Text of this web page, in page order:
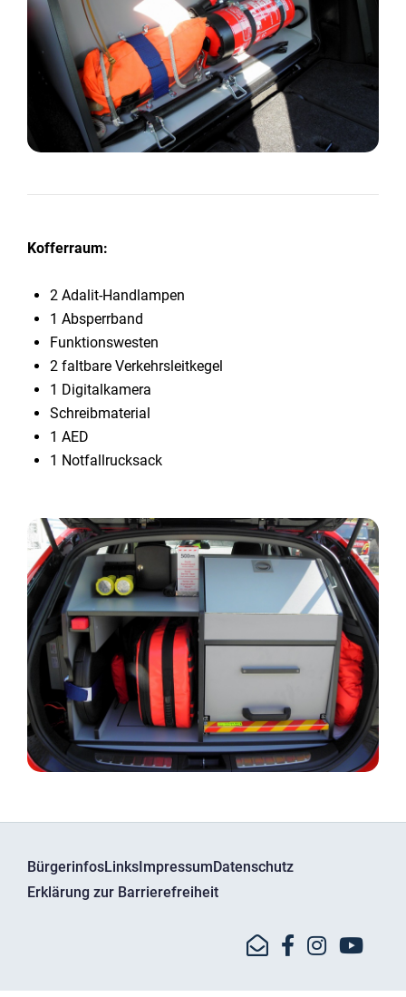
Kofferraum:
2 Adalit-Handlampen
1 Absperrband
Funktionswesten
2 faltbare Verkehrsleitkegel
1 Digitalkamera
Schreibmaterial
1 AED
1 Notfallrucksack
BürgerinfosLinksImpressumDatenschutz
Erklärung zur Barrierefreiheit